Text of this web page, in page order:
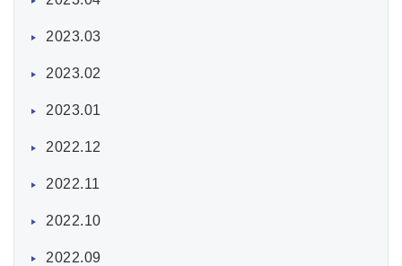
2023.03
2023.02
2023.01
2022.12
2022.11
2022.10
2022.09